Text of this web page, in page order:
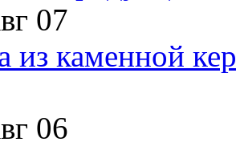
07
из каменной
06